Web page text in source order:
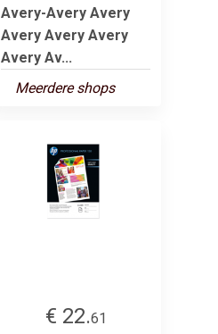
Avery-Avery Avery
Avery Avery Avery
Avery Av...
Meerdere shops
€ 22.61